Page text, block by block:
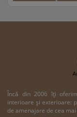
Încă din 2006 îți
interioare și exterioare:
de amenajare de cea